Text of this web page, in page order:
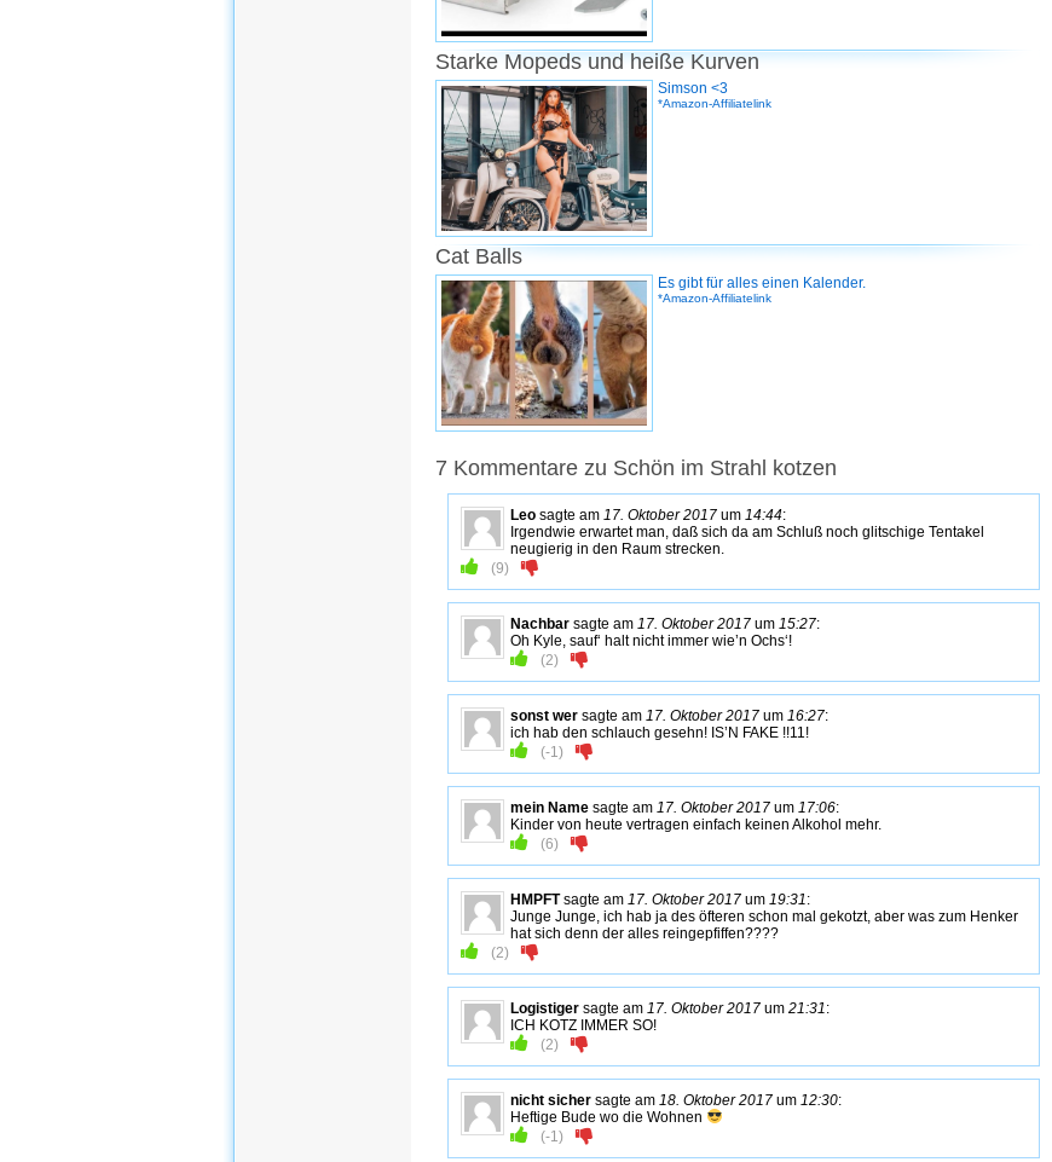
Starke Mopeds und heiße Kurven
Simson <3
*Amazon-Affiliatelink
Cat Balls
Es gibt für alles einen Kalender.
*Amazon-Affiliatelink
7 Kommentare zu Schön im Strahl kotzen
Leo sagte am 17. Oktober 2017 um 14:44:
Irgendwie erwartet man, daß sich da am Schluß noch glitschige Tentakel
neugierig in den Raum strecken.
(9)
Nachbar sagte am 17. Oktober 2017 um 15:27:
Oh Kyle, sauf‘ halt nicht immer wie’n Ochs‘!
(2)
sonst wer sagte am 17. Oktober 2017 um 16:27:
ich hab den schlauch gesehn! IS’N FAKE !!11!
(-1 )
mein Name sagte am 17. Oktober 2017 um 17:06:
Kinder von heute vertragen einfach keinen Alkohol mehr.
(6)
HMPFTsagte am 17. Oktober 2017 um 19:31 :
Junge Junge, ich hab ja des öfteren schon mal gekotzt, aber was zum Henker
hat sich denn der alles reingepfiffen????
(2)
Logistiger sagte am 17. Oktober 2017 um 21:31 :
ICH KOTZ IMMER SO!
(2)
nicht sicher sagte am 18. Oktober 2017 um 12:30:
Heftige Bude wo die Wohnen
(-1 )